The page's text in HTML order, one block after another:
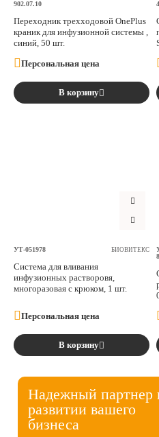
902.07.10
Переходник трехходовой OnePlus
краник для инфузионной системы ,
синий, 50 шт.
Персональная цена
В корзину
УТ-051978 БИОВИТЕКС
Система для вливания
инфузионных растворовя,
многоразовая с крюком, 1 шт.
Персональная цена
В корзину
Надежный партнер
развитии вашего
бизнеса